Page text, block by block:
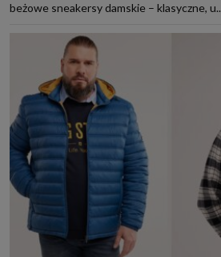
beżowe sneakersy damskie – klasyczne,